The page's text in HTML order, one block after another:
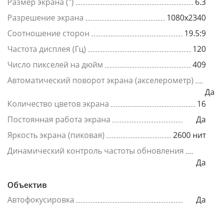
Разрешение экрана
1080x2340
Соотношение сторон
19.5:9
Частота дисплея (Гц)
120
Число пикселей на дюйм
409
Автоматический поворот экрана (акселерометр)
Да
Количество цветов экрана
16
Постоянная работа экрана
Да
Яркость экрана (пиковая)
2600 нит
Динамический контроль частоты обновления
Да
Объектив
Автофокусировка
Да